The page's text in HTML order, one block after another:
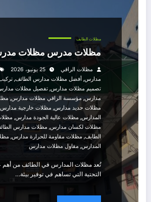
مظلات الطايف
مظلات مدرس مظلات
مظلات الراقي 25 يونيو، 2026
مدارس, أفضل مظلات مدارس الطائف,
تصميم مظلات مدارس, تفصيل مظلات
مدارس, مؤسسة الراقي مظلات مدارس,
مظلات حديد مدارس, مظلات خارجية مدارس
المدارس, مظلات عالية الجودة مدارس,
مظلات لكسان مدارس, مظلات مدارس
الطايف, مظلات مقاومة للحرارة مدارس,
المدارس, مقاول مظلات مدارس
تُعد مظلات المدارس في الطائف من أهم
التحتية التي تساهم في توفير بيئة…